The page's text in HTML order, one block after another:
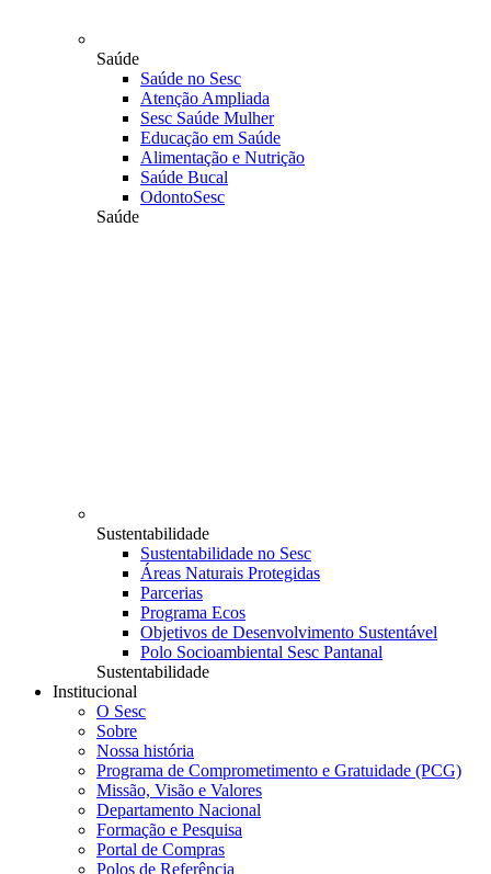
Saúde
Saúde no Sesc
Atenção Ampliada
Sesc Saúde Mulher
Educação em Saúde
Alimentação e Nutrição
Saúde Bucal
OdontoSesc
Saúde
Sustentabilidade
Sustentabilidade no Sesc
Áreas Naturais Protegidas
Parcerias
Programa Ecos
Objetivos de Desenvolvimento Sustentável
Polo Socioambiental Sesc Pantanal
Sustentabilidade
Institucional
O Sesc
Sobre
Nossa história
Programa de Comprometimento e Gratuidade (PCG)
Missão, Visão e Valores
Departamento Nacional
Formação e Pesquisa
Portal de Compras
Polos de Referência